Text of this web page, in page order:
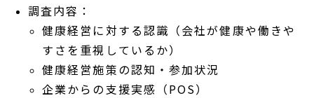
調査内容：
健康経営に対する認識（会社が健康や働きや
すさを重視しているか）
健康経営施策の認知・参加状況
企業からの支援実感（POS）